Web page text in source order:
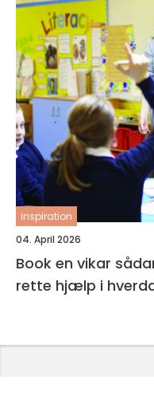
inspiration
04. April 2026
Book en vikar sådan finder institutioner den
rette hjælp i